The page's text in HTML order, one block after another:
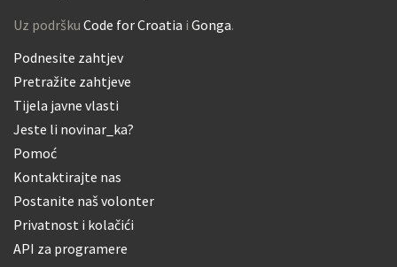
Uz podršku Code for Croatia i Gonga.
Podnesite zahtjev
Pretražite zahtjeve
Tijela javne vlasti
Jeste li novinar_ka?
Pomoć
Kontaktirajte nas
Postanite naš volonter
Privatnost i kolačići
API za programere